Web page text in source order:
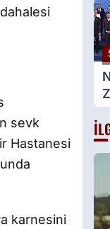
sevk
Hastanesi
karnesini